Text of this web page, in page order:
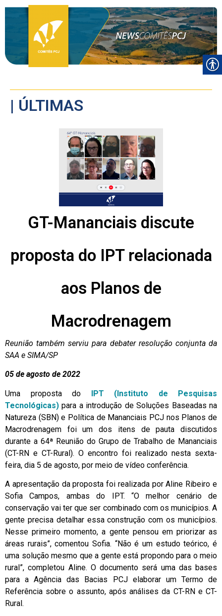
| ÚLTIMAS
GT-Mananciais discute
proposta do IPT relacionada
aos Planos de
Macrodrenagem
Reunião também serviu para debater resolução conjunta da
SAA e SIMA/SP
05 de agosto de 2022
Uma proposta do IPT (Instituto de Pesquisas
Tecnológicas) para a introdução de Soluções Baseadas na
Natureza (SBN) e Política de Mananciais PCJ nos Planos de
Macrodrenagem foi um dos itens de pauta discutidos
durante a 64ª Reunião do Grupo de Trabalho de Mananciais
(CT-RN e CT-Rural). O encontro foi realizado nesta sexta-
feira, dia 5 de agosto, por meio de vídeo conferência.
A apresentação da proposta foi realizada por Aline Ribeiro e
Sofia Campos, ambas do IPT. “O melhor cenário de
conservação vai ter que ser combinado com os municípios. A
gente precisa detalhar essa construção com os municípios.
Nesse primeiro momento, a gente pensou em priorizar as
áreas rurais”, comentou Sofia. “Não é um estudo teórico, é
uma solução mesmo que a gente está propondo para o meio
rural”, completou Aline. O documento será uma das bases
para a Agência das Bacias PCJ elaborar um Termo de
Referência sobre o assunto, após análises da CT-RN e CT-
Rural.